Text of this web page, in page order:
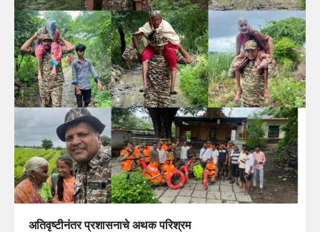
अतिवृष्टीनंतर प्रशासनाचे अथक परिश्रम